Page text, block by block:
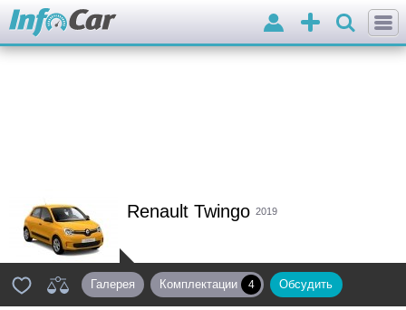
Добавить
объявление
Войти
Renault Twingo 2019
Галерея Комплектации 4 Обсудить